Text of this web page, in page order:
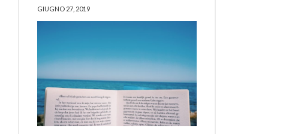
GIUGNO 27, 2019